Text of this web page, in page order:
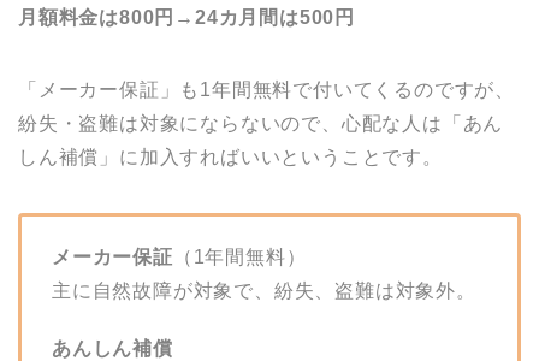
月額料金は800円→24カ月間は500円
「メーカー保証」も1年間無料で付いてくるのですが、
紛失・盗難は対象にならないので、心配な人は「あん
しん補償」に加入すればいいということです。
メーカー保証 （1年間無料）
主に自然故障が対象で、紛失、盗難は対象外。
あんしん補償